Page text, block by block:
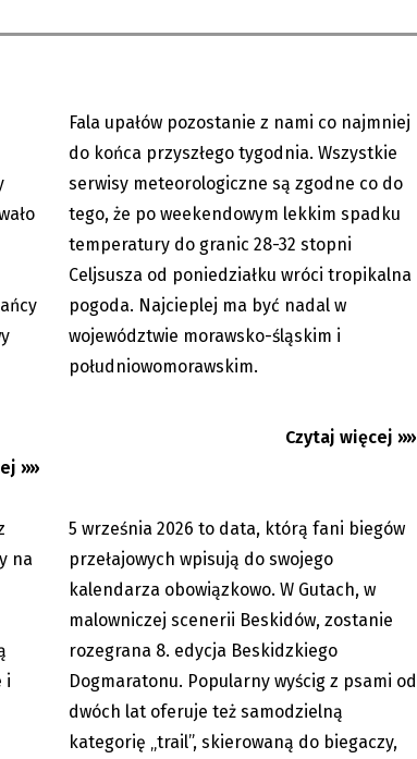
»»
06.08.2026
Fala upałów pozostanie z nami co najmniej
do końca przyszłego tygodnia. Wszystkie
serwisy meteorologiczne są zgodne co do
tego, że po weekendowym lekkim spadku
temperatury do granic 28-32 stopni
Celjsusza od poniedziałku wróci tropikalna
pogoda. Najcieplej ma być nadal w
województwie morawsko-śląskim i
południowomorawskim.
Czytaj więcej »»
na
i
05.08.2026
Beskidzki Dogmaraton również bez
psa. Wygraj darmowe numery...
5 września 2026 to data, którą fani biegów
przełajowych wpisują do swojego
kalendarza obowiązkowo. W Gutach, w
malowniczej scenerii Beskidów, zostanie
rozegrana 8. edycja Beskidzkiego
Dogmaratonu. Popularny wyścig z psami od
dwóch lat oferuje też samodzielną
kategorię „trail”, skierowaną do biegaczy,